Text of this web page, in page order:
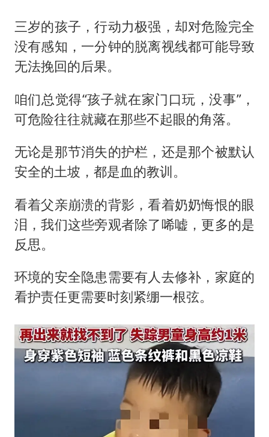
三岁的孩子，行动力极强，却对危险完全
没有感知，一分钟的脱离视线都可能导致
无法挽回的后果。
咱们总觉得“孩子就在家门口玩，没事”，
可危险往往就藏在那些不起眼的角落。
无论是那节消失的护栏，还是那个被默认
安全的土坡，都是血的教训。
看着父亲崩溃的背影，看着奶奶悔恨的眼
泪，我们这些旁观者除了唏嘘，更多的是
反思。
环境的安全隐患需要有人去修补，家庭的
看护责任更需要时刻紧绷一根弦。